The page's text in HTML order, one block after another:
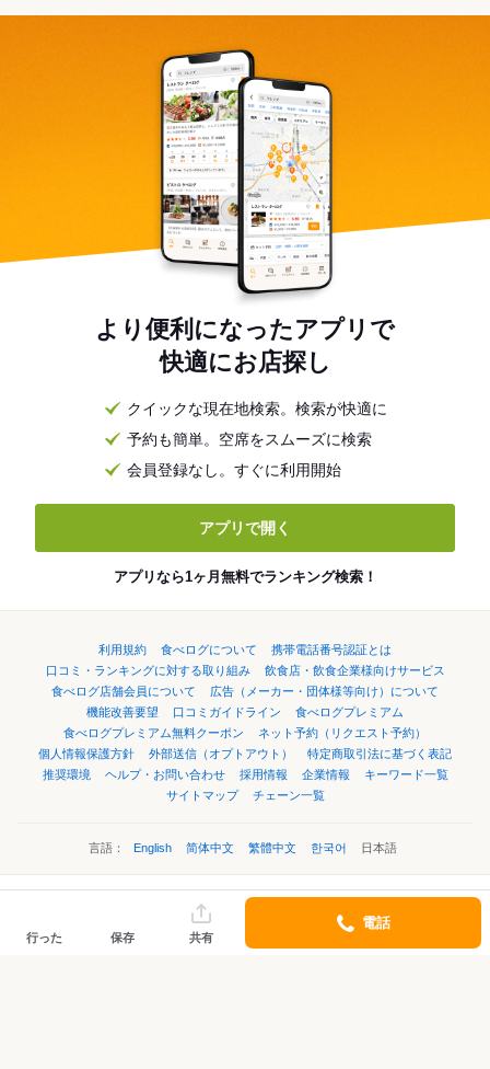
より便利になったアプリで
快適にお店探し
クイックな現在地検索。検索が快適に
予約も簡単。空席をスムーズに検索
会員登録なし。すぐに利用開始
アプリで開く
アプリなら1ヶ月無料でランキング検索！
利用規約 食べログについて
携帯電話番号認証とは
口コミ・ランキングに対する取り組み
飲食店・飲食企業様向けサービス
食べログ店舗会員について
広告（メーカー・団体様等向け）について
機能改善要望
口コミガイドライン
食べログプレミアム
食べログプレミアム無料クーポン
ネット予約（リクエスト予約）
個人情報保護方針
外部送信（オプトアウト）
特定商取引法に基づく表記
推奨環境
ヘルプ・お問い合わせ 採用情報 企業情報
キーワード一覧
サイトマップ
チェーン一覧
言語： English 简体中文 繁體中文 한국어 日本語
©Kakaku.com, Inc.
行った 保存 共有
電話